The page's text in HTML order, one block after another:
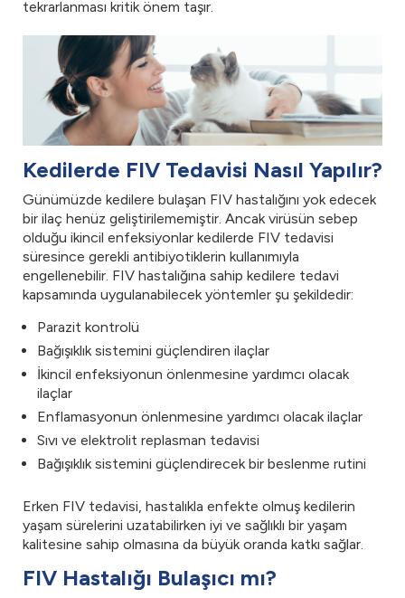
tekrarlanması kritik önem taşır.
Kedilerde FIV Tedavisi Nasıl Yapılır?
Günümüzde kedilere bulaşan FIV hastalığını yok edecek
bir ilaç henüz geliştirilememiştir. Ancak virüsün sebep
olduğu ikincil enfeksiyonlar kedilerde FIV tedavisi
süresince gerekli antibiyotiklerin kullanımıyla
engellenebilir. FIV hastalığına sahip kedilere tedavi
kapsamında uygulanabilecek yöntemler şu şekildedir:
Parazit kontrolü
Bağışıklık sistemini güçlendiren ilaçlar
İkincil enfeksiyonun önlenmesine yardımcı olacak
ilaçlar
Enflamasyonun önlenmesine yardımcı olacak ilaçlar
Sıvı ve elektrolit replasman tedavisi
Bağışıklık sistemini güçlendirecek bir beslenme rutini
Erken FIV tedavisi, hastalıkla enfekte olmuş kedilerin
yaşam sürelerini uzatabilirken iyi ve sağlıklı bir yaşam
kalitesine sahip olmasına da büyük oranda katkı sağlar.
FIV Hastalığı Bulaşıcı mı?